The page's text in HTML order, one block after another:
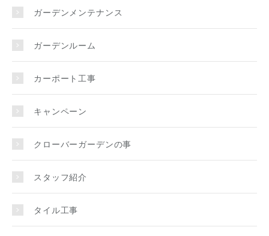
ガーデンメンテナンス
ガーデンルーム
カーポート工事
キャンペーン
クローバーガーデンの事
スタッフ紹介
タイル工事